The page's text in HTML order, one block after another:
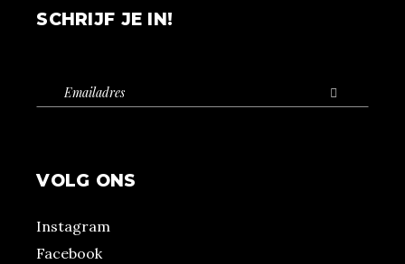
SCHRIJF JE IN!
VOLG ONS
Instagram
Facebook